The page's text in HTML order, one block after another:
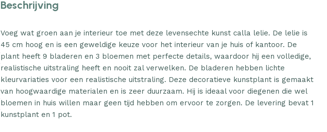
Beschrijving
Voeg wat groen aan je interieur toe met deze levensechte kunst calla lelie. De lelie is
45 cm hoog en is een geweldige keuze voor het interieur van je huis of kantoor. De
plant heeft 9 bladeren en 3 bloemen met perfecte details, waardoor hij een volledige,
realistische uitstraling heeft en nooit zal verwelken. De bladeren hebben lichte
kleurvariaties voor een realistische uitstraling. Deze decoratieve kunstplant is gemaakt
van hoogwaardige materialen en is zeer duurzaam. Hij is ideaal voor diegenen die wel
bloemen in huis willen maar geen tijd hebben om ervoor te zorgen. De levering bevat 1
kunstplant en 1 pot.